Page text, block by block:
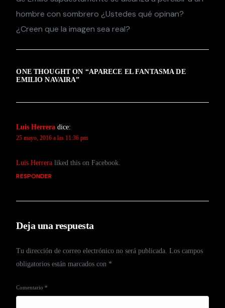
hombre con sombrero ¿Ustedes qué opinan?
¿Creen que la imagen sea real?
ONE THOUGHT ON “APARECE EL FANTASMA DE
EMILIO NAVAIRA”
Luis Herrera dice:
25 mayo, 2016 a las 11:36 pm
Luis Herrera liked this on Facebook.
RESPONDER
Deja una respuesta
Tu dirección de correo electrónico no será publicada. Los campos
obligatorios están marcados con *
Comentario*